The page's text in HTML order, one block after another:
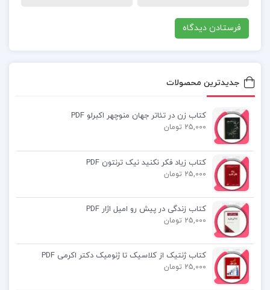
کتاب تجزیه و تحلیل صورتهای مالی فضل الله اکبری
دانلود رایگان کتاب تجزیه و تحلیل صورتهای مالی دکتر
تهرانی
کتاب پیشنهادی📚
جزوه تاثیر گزارش حسابرسی بر بازده سهام
جزوه اقتصاد کلان
جدیدترین محصولات
کتاب زن در تئاتر جهان منوچهر اکبرلو PDF
25,000 تومان
کتاب زیاد فکر نکنید نیک ترنتون PDF
25,000 تومان
کتاب زندگی در پیش رو امیل اژار PDF
25,000 تومان
کتاب ژنتیک از کلاسیک تا ژنومیک دکتر اکرمی PDF
25,000 تومان